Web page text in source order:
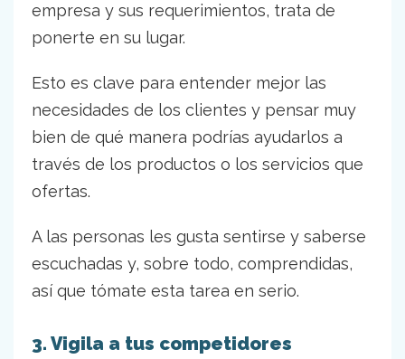
empresa y sus requerimientos, trata de
ponerte en su lugar.
Esto es clave para entender mejor las
necesidades de los clientes y pensar muy
bien de qué manera podrías ayudarlos a
través de los productos o los servicios que
ofertas.
A las personas les gusta sentirse y saberse
escuchadas y, sobre todo, comprendidas,
así que tómate esta tarea en serio.
3. Vigila a tus competidores